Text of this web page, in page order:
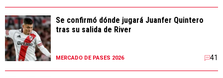
Se confirmó dónde jugará Juanfer Quintero
tras su salida de River
MERCADO DE PASES 2026 41